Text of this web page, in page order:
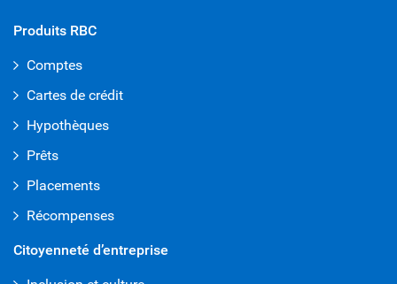
Produits RBC
Comptes
Cartes de crédit
Hypothèques
Prêts
Placements
Récompenses
Citoyenneté d’entreprise